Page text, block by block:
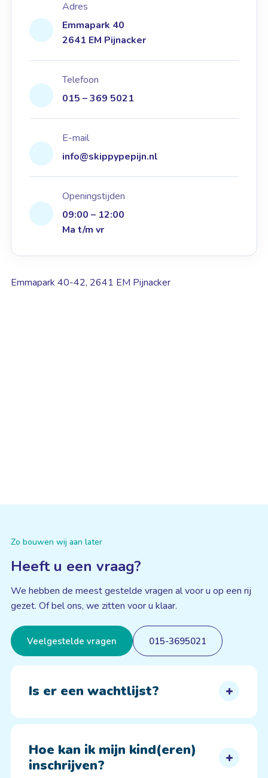
Adres
Emmapark 40
2641 EM Pijnacker
Telefoon
015 – 369 5021
E-mail
info@skippypepijn.nl
Openingstijden
09:00 – 12:00
Ma t/m vr
Emmapark 40-42, 2641 EM Pijnacker
Zo bouwen wij aan later
Heeft u een vraag?
We hebben de meest gestelde vragen al voor u op een rij
gezet. Of bel ons, we zitten voor u klaar.
Veelgestelde vragen 015-3695021
Is er een wachtlijst?
Hoe kan ik mijn kind(eren)
inschrijven?